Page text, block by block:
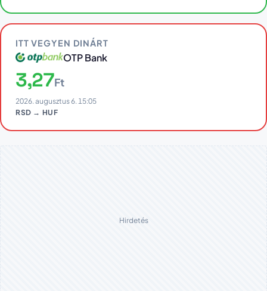
ITT VEGYEN DINÁRT
OTP Bank
3,27Ft
2026. augusztus 6. 15:05
RSD → HUF
Hirdetés